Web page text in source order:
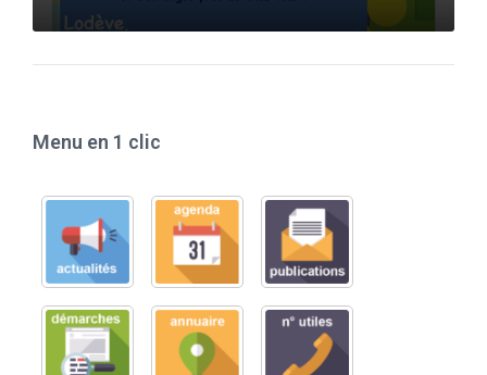
Menu en 1 clic